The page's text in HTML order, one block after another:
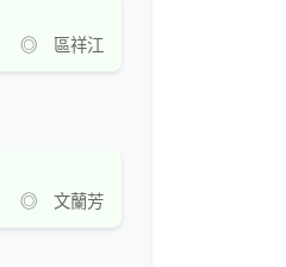
◎ 區祥江
◎ 文蘭芳